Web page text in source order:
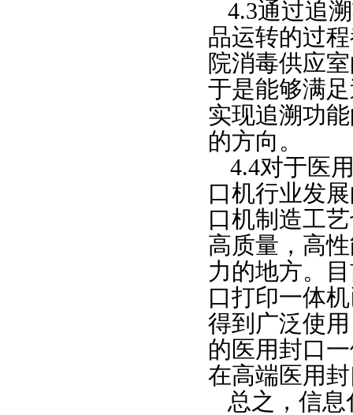
4.3通过追
品运转的过
院消毒供应
于是能够满
实现追溯功
的方向。
4.4对于医
口机行业发
口机制造工
高质量，高
力的地方。
口打印一体
得到广泛使
的医用封口
在高端医用
总之，信